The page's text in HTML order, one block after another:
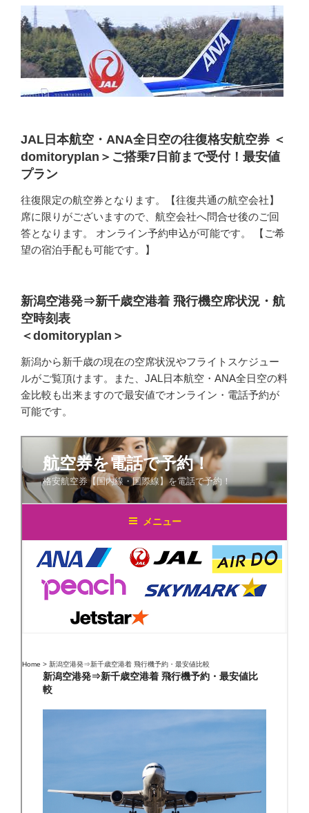
JAL日本航空・ANA全日空の往復格安航空券 ＜
domitoryplan＞ご搭乗7日前まで受付！最安値
プラン
往復限定の航空券となります。【往復共通の航空会社】
席に限りがございますので、航空会社へ問合せ後のご回
答となります。 オンライン予約申込が可能です。 【ご希
望の宿泊手配も可能です。】
新潟空港発⇒新千歳空港着 飛行機空席状況・航
空時刻表
＜domitoryplan＞
新潟から新千歳の現在の空席状況やフライトスケジュー
ルがご覧頂けます。また、JAL日本航空・ANA全日空の料
金比較も出来ますので最安値でオンライン・電話予約が
可能です。